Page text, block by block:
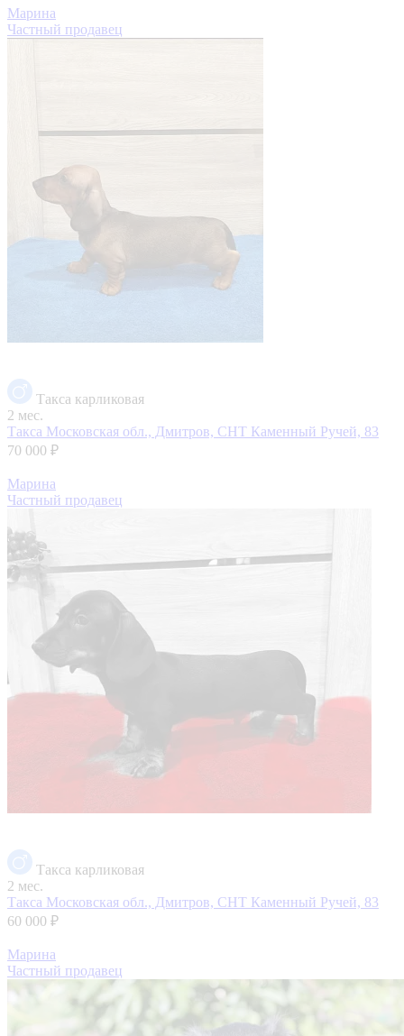
Марина
Частный продавец
Такса карликовая
2 мес.
Такса Московская обл., Дмитров, СНТ Каменный Ручей, 83
70 000 ₽
Марина
Частный продавец
Такса карликовая
2 мес.
Такса Московская обл., Дмитров, СНТ Каменный Ручей, 83
60 000 ₽
Марина
Частный продавец